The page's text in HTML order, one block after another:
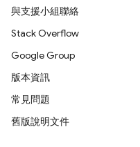
與支援小組聯絡
Stack Overflow
Google Group
版本資訊
常見問題
舊版說明文件